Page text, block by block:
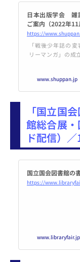
日本出版学会 雑
ご案内（2022年
| 日本出版学会
「戦後少年誌の
リーマンガ」の
ン文化に関心を持
ディア研究の観点
を執筆している金
www.shuppan.jp
「国立国
館総合展
ド配信）
国立国会図書館の
www.libraryfair.jp